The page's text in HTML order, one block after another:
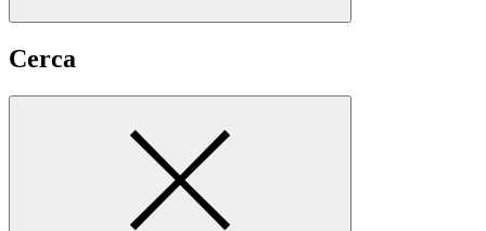
Cerca